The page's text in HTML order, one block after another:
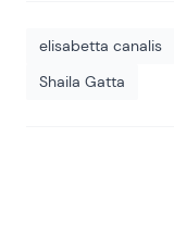
elisabetta canalis
Shaila Gatta